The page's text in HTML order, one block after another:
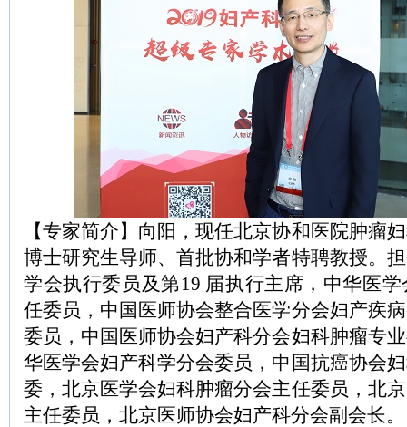
【专家简介】向阳，现任北京协和医院肿瘤
博士研究生导师、首批协和学者特聘教授。
学会执行委员及第19 届执行主席，中华医
任委员，中国医师协会整合医学分会妇产疾
委员，中国医师协会妇产科分会妇科肿瘤专
华医学会妇产科学分会委员，中国抗癌协会
委，北京医学会妇科肿瘤分会主任委员，北
主任委员，北京医师协会妇产科分会副会长。